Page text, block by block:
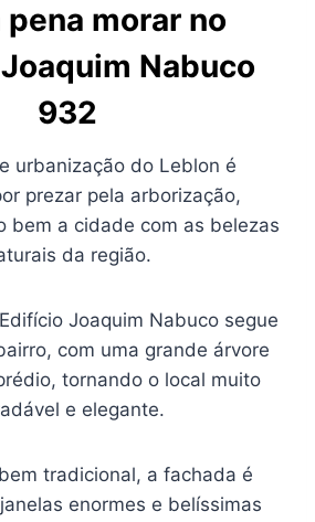
pena morar no
Nabuco
932
urbanização do Leblon é
prezar pela arborização,
bem a cidade com as belezas
da região.
Joaquim Nabuco segue
com uma grande árvore
tornando o local muito
e elegante.
tradicional, a fachada é
enormes e belíssimas